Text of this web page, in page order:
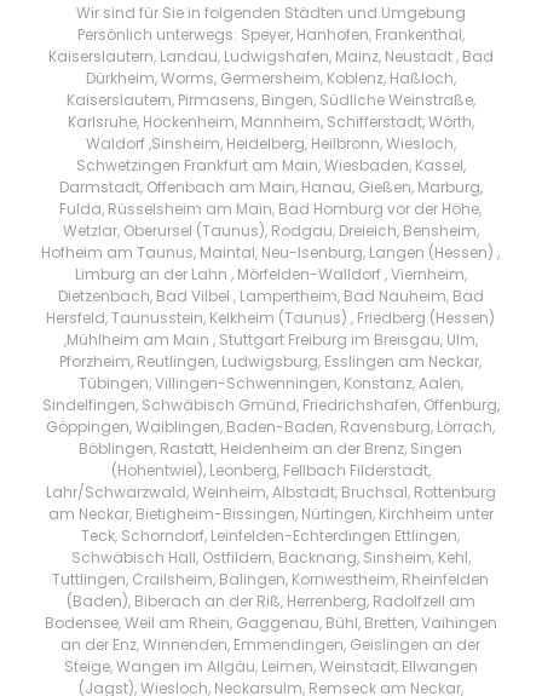
Wir sind für Sie in folgenden Städten und Umgebung
Persönlich unterwegs: Speyer, Hanhofen, Frankenthal,
Kaiserslautern, Landau, Ludwigshafen, Mainz, Neustadt , Bad
Dürkheim, Worms, Germersheim, Koblenz, Haßloch,
Kaiserslautern, Pirmasens, Bingen, Südliche Weinstraße,
Karlsruhe, Hockenheim, Mannheim, Schifferstadt, Wörth,
Waldorf ,Sinsheim, Heidelberg, Heilbronn, Wiesloch,
Schwetzingen Frankfurt am Main, Wiesbaden, Kassel,
Darmstadt, Offenbach am Main, Hanau, Gießen, Marburg,
Fulda, Rüsselsheim am Main, Bad Homburg vor der Höhe,
Wetzlar, Oberursel (Taunus), Rodgau, Dreieich, Bensheim,
Hofheim am Taunus, Maintal, Neu-Isenburg, Langen (Hessen) ,
Limburg an der Lahn , Mörfelden-Walldorf , Viernheim,
Dietzenbach, Bad Vilbel , Lampertheim, Bad Nauheim, Bad
Hersfeld, Taunusstein, Kelkheim (Taunus) , Friedberg (Hessen)
,Mühlheim am Main , Stuttgart Freiburg im Breisgau, Ulm,
Pforzheim, Reutlingen, Ludwigsburg, Esslingen am Neckar,
Tübingen, Villingen-Schwenningen, Konstanz, Aalen,
Sindelfingen, Schwäbisch Gmünd, Friedrichshafen, Offenburg,
Göppingen, Waiblingen, Baden-Baden, Ravensburg, Lörrach,
Böblingen, Rastatt, Heidenheim an der Brenz, Singen
(Hohentwiel), Leonberg, Fellbach Filderstadt,
Lahr/Schwarzwald, Weinheim, Albstadt, Bruchsal, Rottenburg
am Neckar, Bietigheim-Bissingen, Nürtingen, Kirchheim unter
Teck, Schorndorf, Leinfelden-Echterdingen Ettlingen,
Schwäbisch Hall, Ostfildern, Backnang, Sinsheim, Kehl,
Tuttlingen, Crailsheim, Balingen, Kornwestheim, Rheinfelden
(Baden), Biberach an der Riß, Herrenberg, Radolfzell am
Bodensee, Weil am Rhein, Gaggenau, Bühl, Bretten, Vaihingen
an der Enz, Winnenden, Emmendingen, Geislingen an der
Steige, Wangen im Allgäu, Leimen, Weinstadt, Ellwangen
(Jagst), Wiesloch, Neckarsulm, Remseck am Neckar,